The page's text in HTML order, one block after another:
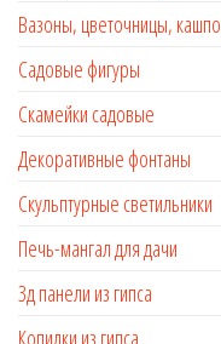
Вазоны, цветочницы, кашпо
Садовые фигуры
Скамейки садовые
Декоративные фонтаны
Скульптурные светильники
Печь-мангал для дачи
3д панели из гипса
Копилки из гипса